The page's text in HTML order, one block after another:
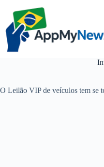
conteúdo
O Leilão VIP de veículos tem se